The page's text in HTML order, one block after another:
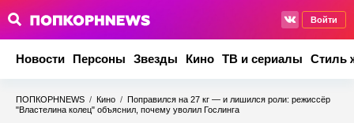
Войти
Новости Персоны Звезды Кино ТВ и сериалы Стиль
ПОПКОРНNEWS / Кино / Поправился на 27 кг — и лишился роли: режиссёр
"Властелина колец" объяснил, почему уволил Гослинга